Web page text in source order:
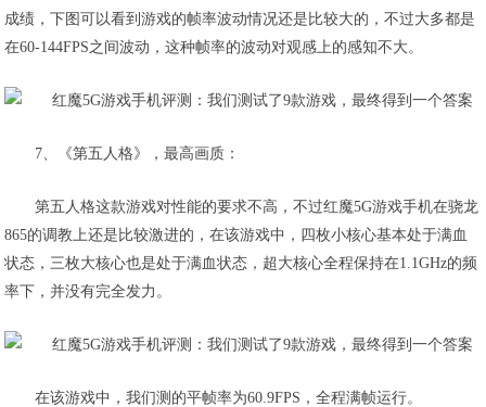
成绩，下图可以看到游戏的帧率波动情况还是比较大的，不过大多都是
在60-144FPS之间波动，这种帧率的波动对观感上的感知不大。
7、《第五人格》，最高画质：
第五人格这款游戏对性能的要求不高，不过红魔5G游戏手机在骁龙
865的调教上还是比较激进的，在该游戏中，四枚小核心基本处于满血
状态，三枚大核心也是处于满血状态，超大核心全程保持在1.1GHz的频
率下，并没有完全发力。
在该游戏中，我们测的平帧率为60.9FPS，全程满帧运行。